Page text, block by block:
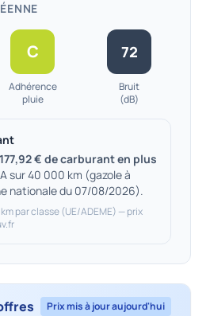
C
Adhérence
pluie
72
Bruit
(dB)
177,92 € de carburant en plus
sur 40 000 km (gazole à
nationale du 07/08/2026).
par classe (UE/ADEME) — prix
Prix mis à jour aujourd'hui